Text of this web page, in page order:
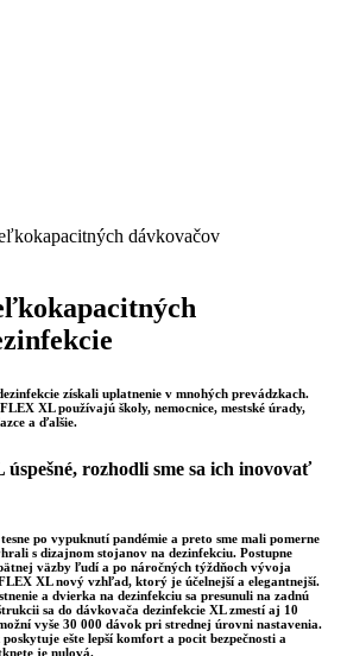
získali uplatnenie v mnohých prevádzkach.
XL používajú školy, nemocnice, mestské úrady,
a ďalšie.
rozhodli sme sa ich inovovať
po vypuknutí pandémie a preto sme mali pomerne
s dizajnom stojanov na dezinfekciu. Postupne
väzby ľudí a po náročných týždňoch vývoja
XLnový vzhľad, ktorý je účelnejší a elegantnejší.
a dvierka na dezinfekciu sa presunuli na zadnú
sa do dávkovača dezinfekcie XL zmestí aj 10
vyše 30 000 dávok pri strednej úrovni nastavenia.
ešte lepší komfort a pocit bezpečnosti a
je nulová.